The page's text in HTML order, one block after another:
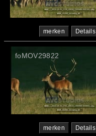
merken Details
foMOV29822
merken Details